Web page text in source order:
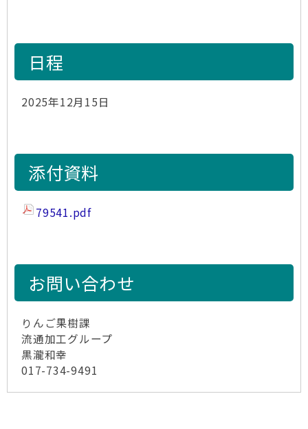
日程
2025年12月15日
添付資料
79541.pdf
お問い合わせ
りんご果樹課
流通加工グループ
黒瀧和幸
017-734-9491